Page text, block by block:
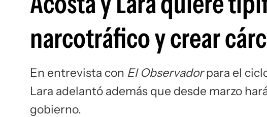
narcotráfico y crear
En entrevista con El Observadorpara el
Lara adelantó además que desde marzo
gobierno.